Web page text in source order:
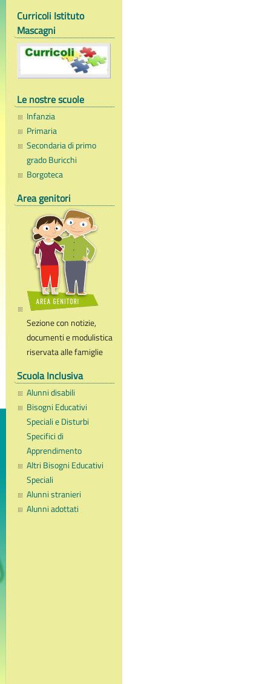
Curricoli Istituto
Mascagni
Le nostre scuole
Infanzia
Primaria
Secondaria di primo
grado Buricchi
Borgoteca
Area genitori
Sezione con notizie,
documenti e modulistica
riservata alle famiglie
Scuola Inclusiva
Alunni disabili
Bisogni Educativi
Speciali e Disturbi
Specifici di
Apprendimento
Altri Bisogni Educativi
Speciali
Alunni stranieri
Alunni adottati